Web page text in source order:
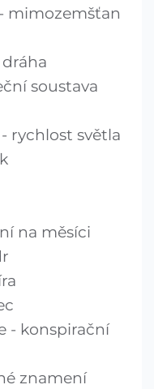
mimozemšťan
soustava
rychlost světla
na měsíci
- konspirační
znamení